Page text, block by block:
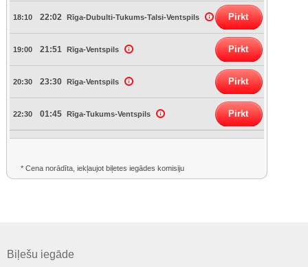
18:10 22:02 Rīga-Dubulti-Tukums-Talsi-Ventspils Pirkt
19:00 21:51 Rīga-Ventspils Pirkt
20:30 23:30 Rīga-Ventspils Pirkt
22:30 01:45 Rīga-Tukums-Ventspils Pirkt
* Cena norādīta, iekļaujot biļetes iegādes komisiju
Biļešu iegāde